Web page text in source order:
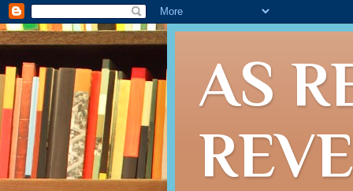
AS